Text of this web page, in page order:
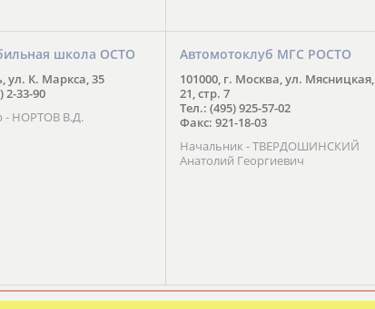
школа ОСТО
ул. К. Маркса, 35
2-33-90
- НОРТОВ В.Д.
Автомотоклуб МГС РОСТО
101000, г. Москва, ул. Мясницкая,
21, стр. 7
Тел.: (495) 925-57-02
Факс: 921-18-03
Начальник - ТВЕРДОШИНСКИЙ
Анатолий Георгиевич